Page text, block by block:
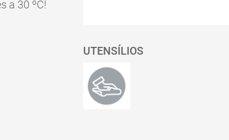
a 30 ºC!
UTENSÍLIOS